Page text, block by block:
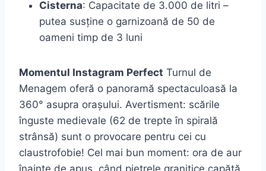
Cisterna: Capacitate de 3.000 de litri –
putea susține o garnizoană de 50 de
oameni timp de 3 luni
Momentul Instagram Perfect Turnul de
Menagem oferă o panoramă spectaculoasă la
360° asupra orașului. Avertisment: scările
înguste medievale (62 de trepte în spirală
strânsă) sunt o provocare pentru cei cu
claustrofobie! Cel mai bun moment: ora de aur